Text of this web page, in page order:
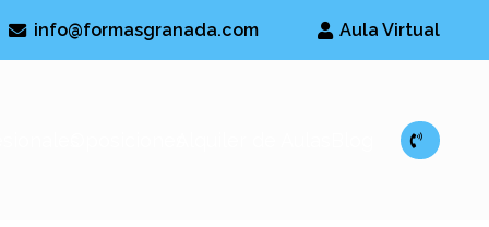
info@formasgranada.com Aula Virtual